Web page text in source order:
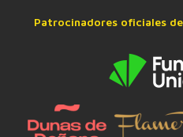
Patrocinadores oficiales